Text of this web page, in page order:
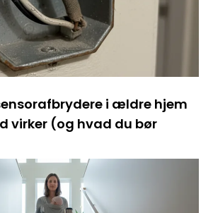
i ældre hjem
virker (og hvad du bør